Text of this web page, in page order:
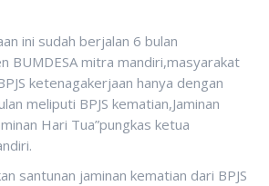
ini sudah berjalan 6 bulan
BUMDESA mitra mandiri,masyarakat
ketenagakerjaan hanya dengan
meliputi BPJS kematian,Jaminan
Hari Tua”pungkas ketua
santunan jaminan kematian dari BPJS